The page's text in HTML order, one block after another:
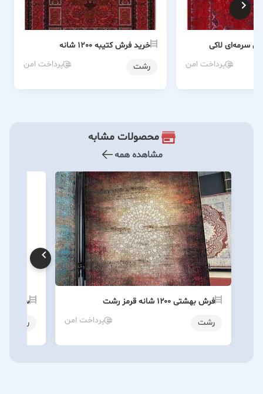
سرمه‌ای لاکی
پرداخت امن
خرید فرش کتیبه 1200 شانه
رشت
پرداخت امن
محصولات مشابه
مشاهده همه
فرش بهشتی ۱۲۰۰ شانه قرمز رشت
رشت
پرداخت امن
سفارش
رشت